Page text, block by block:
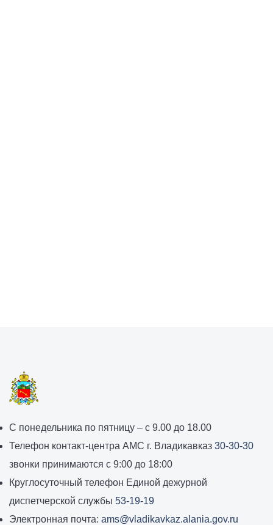
График
работы
администрации
местного
самоуправления
города
С понедельника по пятницу – с 9.00 до 18.00
Телефон контакт-центра АМС г. Владикавказ 30-30-30
звонки принимаются с 9:00 до 18:00
Круглосуточный телефон Единой дежурной
диспетчерской службы 53-19-19
Электронная почта: ams@vladikavkaz.alania.gov.ru